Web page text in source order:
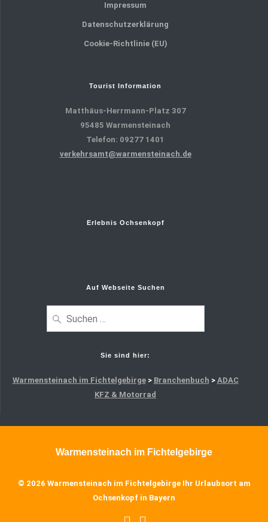
Impressum
Datenschutzerklärung
Cookie-Richtlinie (EU)
Tourist Information
Matthäus-Herrmann-Platz 307
95485 Warmensteinach
Telefon: 09277 1401
verkehrsamt@warmensteinach.de
Erlebnis Ochsenkopf
Auf Webseite Suchen
Sie sind hier:
Warmensteinach im Fichtelgebirge> Branchenbuch > ADAC
KFZ & Motorrad
Warmensteinach im Fichtelgebirge
© 2026 Warmensteinach im Fichtelgebirge Ihr Urlaubsort am
Ochsenkopf in Bayern